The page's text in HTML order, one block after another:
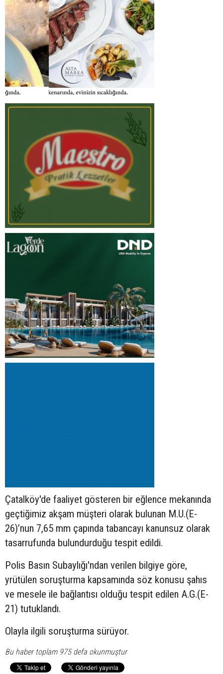
Çatalköy'de faaliyet gösteren bir eğlence mekanında
geçtiğimiz akşam müşteri olarak bulunan M.U.(E-
26)’nun 7,65 mm çapında tabancayı kanunsuz olarak
tasarrufunda bulundurduğu tespit edildi.
Polis Basın Subaylığı'ndan verilen bilgiye göre,
yrütülen soruşturma kapsamında söz konusu şahıs
ve mesele ile bağlantısı olduğu tespit edilen A.G.(E-
21) tutuklandı.
Olayla ilgili soruşturma sürüyor.
Bu haber toplam 975 defa okunmuştur